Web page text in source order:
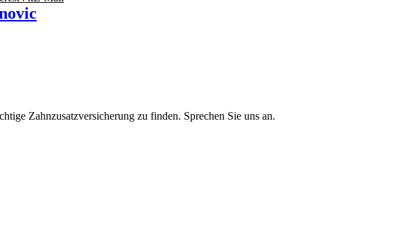
Zahnzusatzversicherung zu finden. Sprechen Sie uns an.